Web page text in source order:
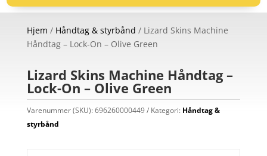
Hjem / Håndtag & styrbånd / Lizard Skins Machine
Håndtag – Lock-On – Olive Green
Lizard Skins Machine Håndtag –
Lock-On – Olive Green
Varenummer (SKU):696260000449 Kategori: Håndtag &
styrbånd